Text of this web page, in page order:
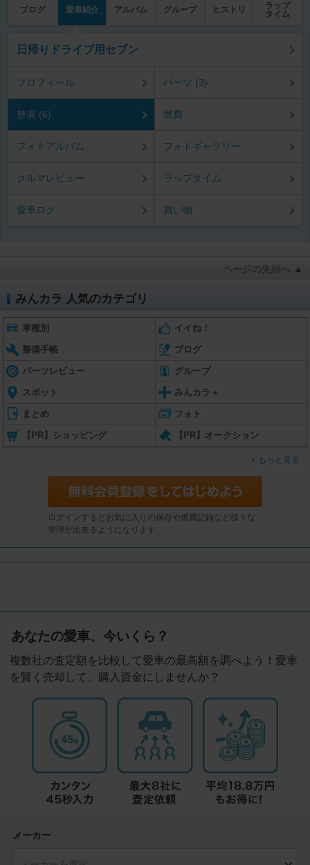
ブログ 愛車紹介 アルバム グループ ヒストリ
ラップ
タイム
日帰りドライブ用セブン
プロフィール パーツ (3)
整備 (6) 燃費
フォトアルバム フォトギャラリー
クルマレビュー ラップタイム
愛車ログ 買い物
ページの先頭へ ▲
みんカラ 人気のカテゴリ
車種別 イイね！
整備手帳 ブログ
パーツレビュー グループ
スポット みんカラ＋
まとめ フォト
【PR】ショッピング 【PR】オークション
もっと見る
ログインするとお気に入りの保存や燃費記録など様々な
管理が出来るようになります
あなたの愛車、今いくら？
複数社の査定額を比較して愛車の最高額を調べよう！愛車
を賢く売却して、購入資金にしませんか？
メーカー